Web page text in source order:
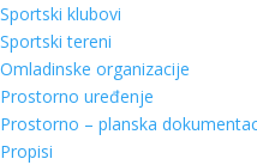
Sportski klubovi
Sportski tereni
Omladinske organizacije
Prostorno uređenje
Prostorno – planska
Propisi